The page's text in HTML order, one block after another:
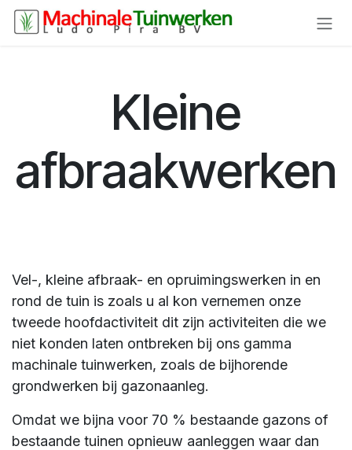
Overslaan naar inhoud
Kleine
afbraakwerken
Vel-, kleine afbraak- en opruimingswerken in en
rond de tuin is zoals u al kon vernemen onze
tweede hoofdactiviteit dit zijn activiteiten die we
niet konden laten ontbreken bij ons gamma
machinale tuinwerken, zoals de bijhorende
grondwerken bij gazonaanleg.
Omdat we bijna voor 70 % bestaande gazons of
bestaande tuinen opnieuw aanleggen waar dan